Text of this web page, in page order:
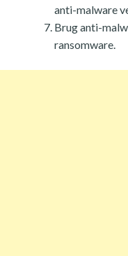
anti-malware
Brug anti-
ransomware.